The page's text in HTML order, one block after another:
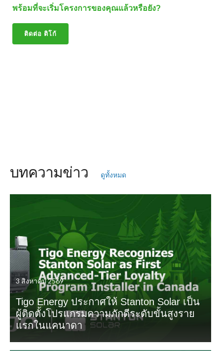
พร้อมที่จะเริ่มโครงการของคุณแล้วหรือยัง?
ติดต่อ ติโก้
บทความข่าว ดูทั้งหมด
3 สิงหาคม 2569
Tigo Energy ประกาศให้ Stanton Solar เป็น
ผู้ติดตั้งโปรแกรมความภักดีระดับขั้นสูงราย
แรกในแคนาดา